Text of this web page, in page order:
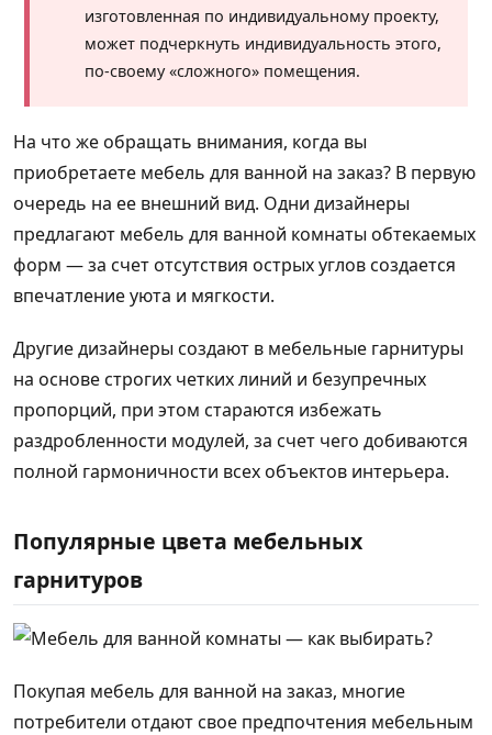
изготовленная по индивидуальному проекту,
может подчеркнуть индивидуальность этого,
по-своему «сложного» помещения.
На что же обращать внимания, когда вы
приобретаете мебель для ванной на заказ? В первую
очередь на ее внешний вид. Одни дизайнеры
предлагают мебель для ванной комнаты обтекаемых
форм — за счет отсутствия острых углов создается
впечатление уюта и мягкости.
Другие дизайнеры создают в мебельные гарнитуры
на основе строгих четких линий и безупречных
пропорций, при этом стараются избежать
раздробленности модулей, за счет чего добиваются
полной гармоничности всех объектов интерьера.
Популярные цвета мебельных
гарнитуров
Покупая мебель для ванной на заказ, многие
потребители отдают свое предпочтения мебельным